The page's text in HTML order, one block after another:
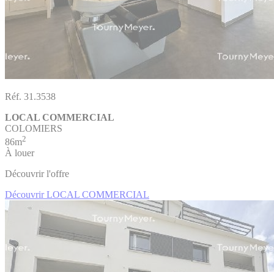
Réf. 31.3538
LOCAL COMMERCIAL
COLOMIERS
86m2
À louer
Découvrir l'offre
Découvrir LOCAL COMMERCIAL